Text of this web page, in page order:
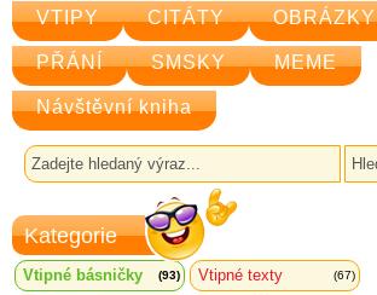
VTIPY CITÁTY OBRÁZKY
PŘÁNÍ SMSKY MEME
Návštěvní kniha
Kategorie
Vtipné básničky (93) Vtipné texty (67)